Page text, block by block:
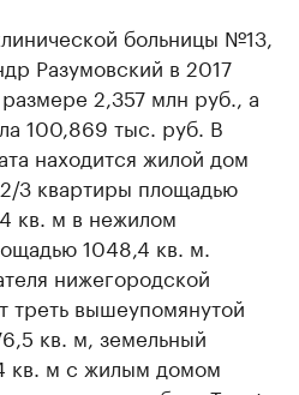
больницы №13,
Разумовский в 2017
2,357 млн руб., а
100,869 тыс. руб. В
находится жилой дом
3 квартиры площадью
кв. м в нежилом
1048,4 кв. м.
нижегородской
треть вышеупомянутой
кв. м, земельный
кв. м с жилым домом